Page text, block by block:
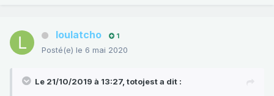
loulatcho 1
Posté(e) le 6 mai 2020
Le 21/10/2019 à 13:27, totojesta dit :